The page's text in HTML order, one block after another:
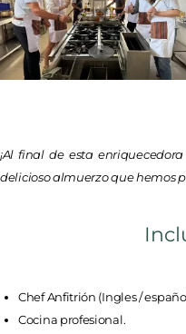
¡Al final de esta
delicioso almuerzo que hemos
Chef Anfitrión (Ingles /
Cocina profesional.